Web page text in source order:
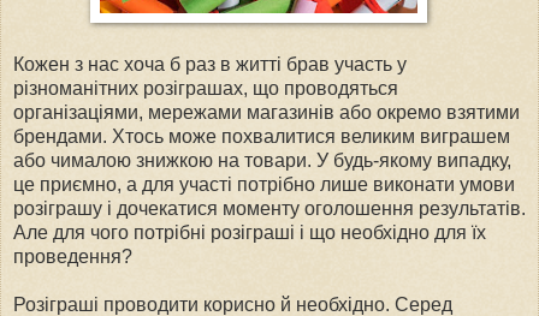
Кожен з нас хоча б раз в житті брав участь у
різноманітних розіграшах, що проводяться
організаціями, мережами магазинів або окремо взятими
брендами. Хтось може похвалитися великим виграшем
або чималою знижкою на товари. У будь-якому випадку,
це приємно, а для участі потрібно лише виконати умови
розіграшу і дочекатися моменту оголошення результатів.
Але для чого потрібні розіграші і що необхідно для їх
проведення?
Розіграші проводити корисно й необхідно. Серед